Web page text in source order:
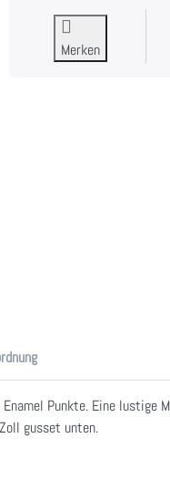
Merken
Punkte. Eine lustige
gusset unten.